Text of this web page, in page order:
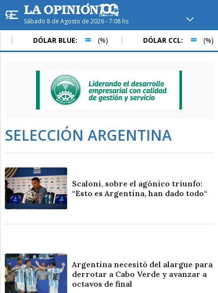
Sábado 8 de Agosto de 2026 - 7:08 hs
Hoy enRafaela ver clima
Mín / Máx
Humedad
Presión
Dom Lun Mar
DÓLAR BLUE: (%) DÓLAR CCL: (%)
SELECCIÓN ARGENTINA
Scaloni, sobre el agónico triunfo:
“Esto es Argentina, han dado todo“
Argentina necesitó del alargue para
derrotar a Cabo Verde y avanzar a
octavos de final